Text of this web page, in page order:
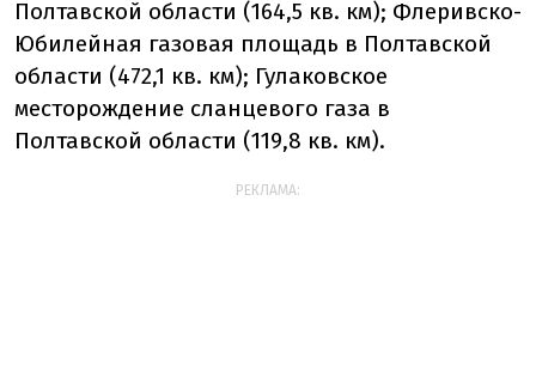
Полтавской области (164,5 кв. км); Флеривско-
Юбилейная газовая площадь в Полтавской
области (472,1 кв. км); Гулаковское
месторождение сланцевого газа в
Полтавской области (119,8 кв. км).
РЕКЛАМА: